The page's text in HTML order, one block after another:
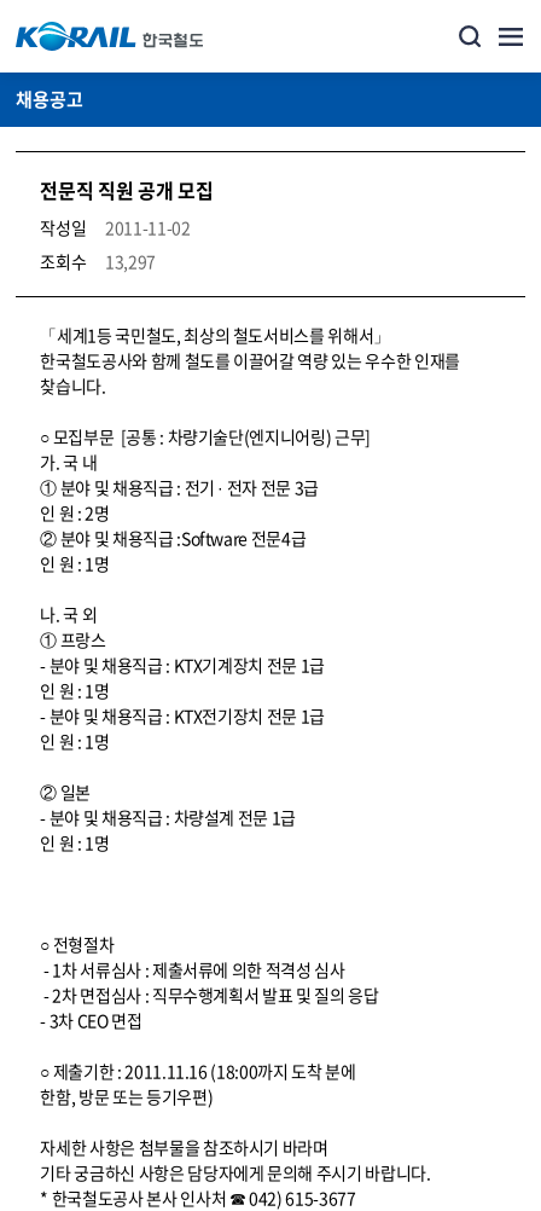
채용공고
전문직 직원 공개 모집
작성일
2011-11-02
조회수
13,297
코레일소개_경영공시_채용공고 상세보기 – 내용, 파일, 담당자 연락처로 구성
「세계1등 국민철도, 최상의 철도서비스를 위해서」
한국철도공사와 함께 철도를 이끌어갈 역량 있는 우수한 인재를
찾습니다.
○ 모집부문 [공통 : 차량기술단(엔지니어링) 근무]
가. 국 내
① 분야 및 채용직급 : 전기 · 전자 전문 3급
인 원 : 2명
② 분야 및 채용직급 :Software 전문4급
인 원 : 1명
나. 국 외
① 프랑스
- 분야 및 채용직급 : KTX기계장치 전문 1급
인 원 : 1명
- 분야 및 채용직급 : KTX전기장치 전문 1급
인 원 : 1명
② 일본
- 분야 및 채용직급 : 차량설계 전문 1급
인 원 : 1명
○ 전형절차
- 1차 서류심사 : 제출서류에 의한 적격성 심사
- 2차 면접심사 : 직무수행계획서 발표 및 질의 응답
- 3차 CEO 면접
○ 제출기한 : 2011.11.16 (18:00까지 도착 분에
한함, 방문 또는 등기우편)
자세한 사항은 첨부물을 참조하시기 바라며
기타 궁금하신 사항은 담당자에게 문의해 주시기 바랍니다.
* 한국철도공사 본사 인사처 ☎ 042) 615-3677